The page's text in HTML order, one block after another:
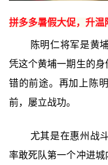
拼多多暑假大促，升
陈明仁将军是黄
凭这个黄埔一期生的
错的前途。再加上陈
前，屡立战功。
尤其是在惠州战
率敢死队第一个冲进